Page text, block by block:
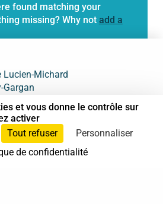
found matching your
missing? Why not add a
Lucien-Michard
Gargan
09 et vous donne le contrôle sur
activer
Tout refuser
Personnaliser
de confidentialité